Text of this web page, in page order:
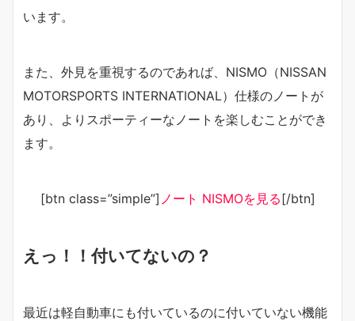
います。
また、外見を重視するのであれば、NISMO（NISSAN
MOTORSPORTS INTERNATIONAL）仕様のノートが
あり、よりスポーティーなノートを楽しむことができ
ます。
[btn class=”simple”] ノート NISMOを見る[/btn]
えっ！！付いてないの？
最近は軽自動車にも付いているのに付いていない機能